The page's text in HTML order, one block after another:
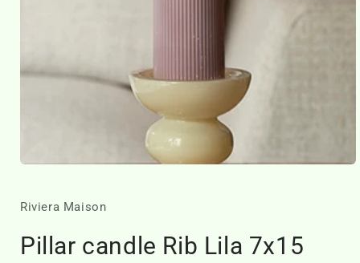
in
Riviera Maison
Pillar candle Rib Lila 7x15